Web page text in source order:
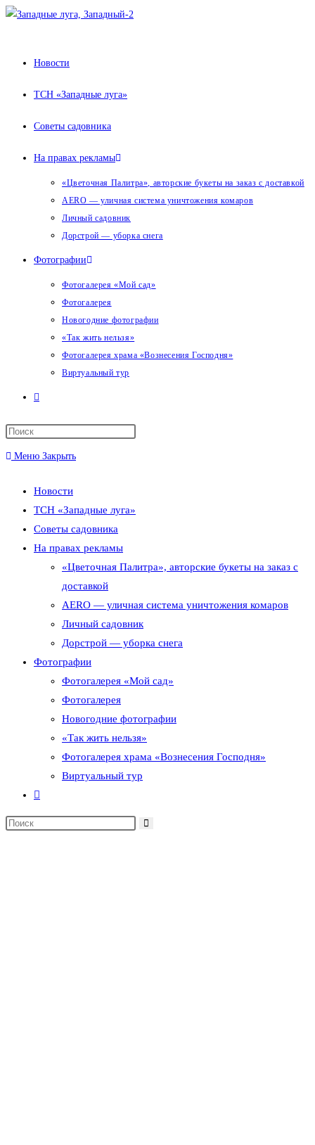
Перейти
Новости
ТСН «Западные луга»
Советы садовника
На правах рекламы
«Цветочная Палитра», авторские букеты на заказ с доставкой
AERO — уличная система уничтожения комаров
Личный садовник
Дорстрой — уборка снега
Фотографии
Фотогалерея «Мой сад»
Фотогалерея
Новогодние фотографии
«Так жить нельзя»
Фотогалерея храма «Вознесения Господня»
Виртуальный тур
Переключить
поиск
по
веб-
сайту
Меню Закрыть
Новости
ТСН «Западные луга»
Советы садовника
На правах рекламы
«Цветочная Палитра», авторские букеты на заказ с
доставкой
AERO — уличная система уничтожения комаров
Личный садовник
Дорстрой — уборка снега
Фотографии
Фотогалерея «Мой сад»
Фотогалерея
Новогодние фотографии
«Так жить нельзя»
Фотогалерея храма «Вознесения Господня»
Виртуальный тур
Переключить
по